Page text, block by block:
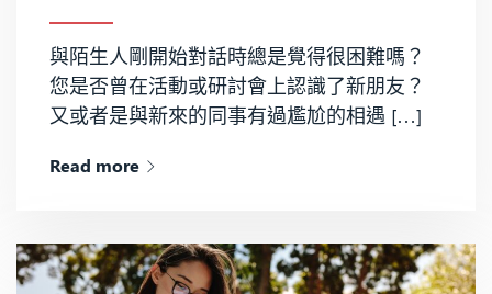
與陌生人剛開始對話時總是覺得很困難嗎？
您是否曾在活動或研討會上認識了新朋友？
又或者是與新來的同事有過尷尬的相遇 […]
Read more